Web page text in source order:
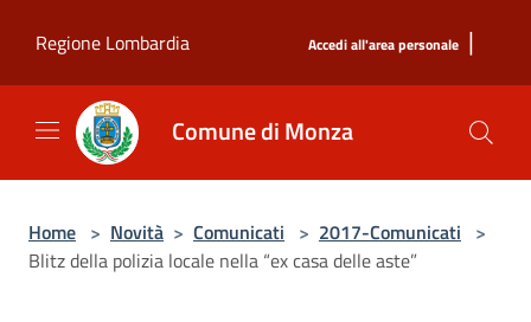
Regione Lombardia
Accedi all'area personale |
Comune di Monza
Home > Novità > Comunicati > 2017-Comunicati >
Blitz della polizia locale nella “ex casa delle aste”